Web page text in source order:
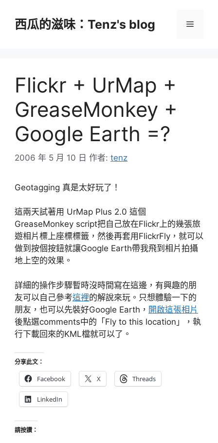
西瓜的滋味：Tenz's blog 選
Flickr + UrMap +
GreaseMonkey +
Google Earth =?
2006 年 5 月 10 日 作者: tenz
Geotagging 真是太好玩了！
這兩天試著用 UrMap Plus 2.0 這個
GreaseMonkey script把自己放在Flickr上的幾張旅
遊相片標上座標標籤，然後再套用FlickrFly，就可以
做到按個按鈕就讓Google Earth帶我飛到相片拍攝
地上空的效果。
詳細的操作步驟暫時沒時間寫在這邊，有興趣的朋
友可以自己參考這裡的解說來玩。只想體驗一下的
朋友，也可以先裝好Google Earth， 開啟這張相片
後點選comments中的「Fly to this location」，執
行下載回來的KML檔就可以了。
分享此文：
Facebook X Threads
LinkedIn
請按讚：